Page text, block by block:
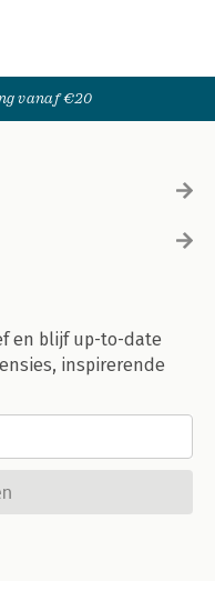
vanaf €20
en blijf up-to-date
inspirerende